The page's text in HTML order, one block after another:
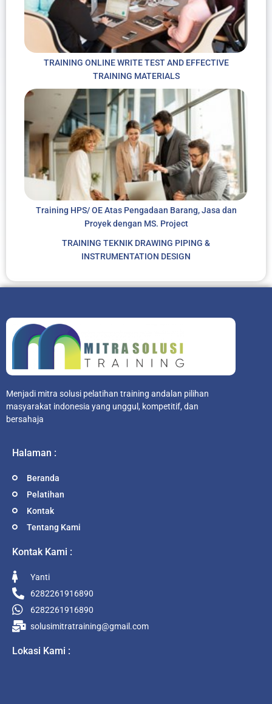
TRAINING ONLINE WRITE TEST AND EFFECTIVE
TRAINING MATERIALS
Training HPS/ OE Atas Pengadaan Barang, Jasa dan
Proyek dengan MS. Project
TRAINING TEKNIK DRAWING PIPING &
INSTRUMENTATION DESIGN
Menjadi mitra solusi pelatihan training andalan pilihan
masyarakat indonesia yang unggul, kompetitif, dan
bersahaja
Halaman :
Beranda
Pelatihan
Kontak
Tentang Kami
Kontak Kami :
Yanti
6282261916890
6282261916890
solusimitratraining@gmail.com
Lokasi Kami :